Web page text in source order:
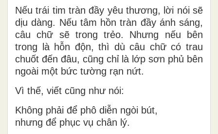
Nếu trái tim tràn đầy yêu thương, lời nói sẽ
dịu dàng. Nếu tâm hồn tràn đầy ánh sáng,
câu chữ sẽ trong trẻo. Nhưng nếu bên
trong là hỗn độn, thì dù câu chữ có trau
chuốt đến đâu, cũng chỉ là lớp sơn phủ bên
ngoài một bức tường rạn nứt.
Vì thế, viết cũng như nói:
Không phải để phô diễn ngòi bút,
nhưng để phục vụ chân lý.